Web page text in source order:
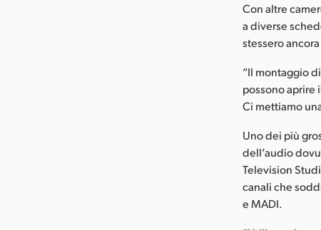
Con altre
a diverse
stessero
“Il montaggio
possono aprire
Ci mettiamo
Uno dei più
dell’audio
Television
canali che
e MADI.